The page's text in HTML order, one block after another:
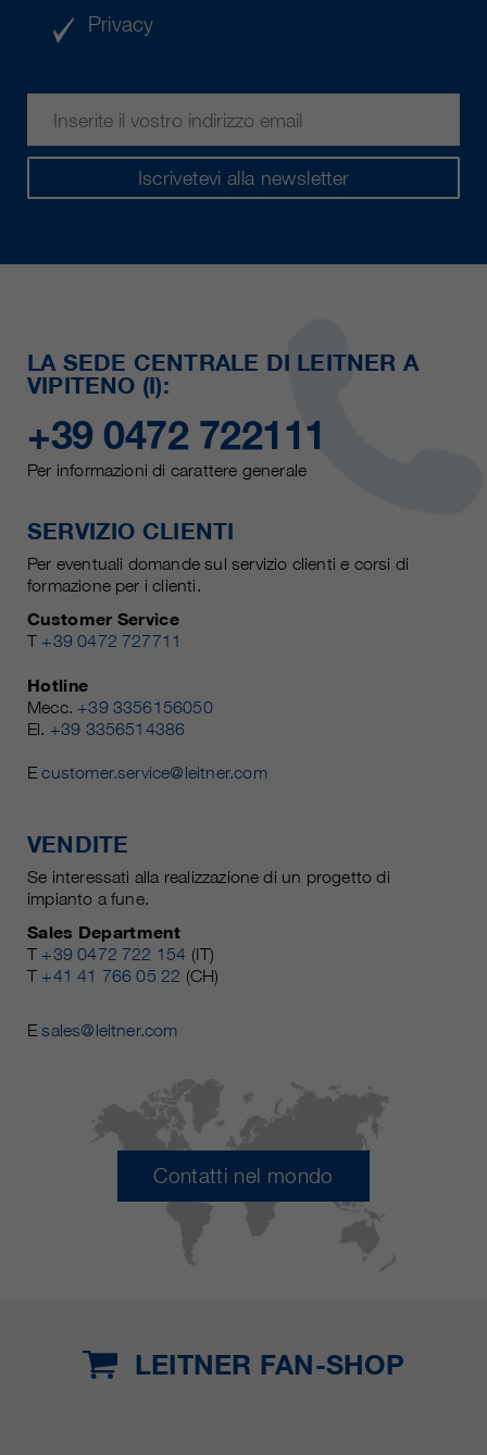
Iscrivetevi alla newsletter
Privacy
LA SEDE CENTRALE DI LEITNER A
VIPITENO (I):
+39 0472 722111
Per informazioni di carattere generale
SERVIZIO CLIENTI
Per eventuali domande sul servizio clienti e corsi di
formazione per i clienti.
Customer Service
T +39 0472 727711
Hotline
Mecc. +39 3356156050
El. +39 3356514386
Ecustomer.service@leitner.com
VENDITE
Se interessati alla realizzazione di un progetto di
impianto a fune.
Sales Department
T +39 0472 722 154 (IT)
T +41 41 766 05 22 (CH)
Esales@leitner.com
Contatti nel mondo
LEITNER FAN-SHOP